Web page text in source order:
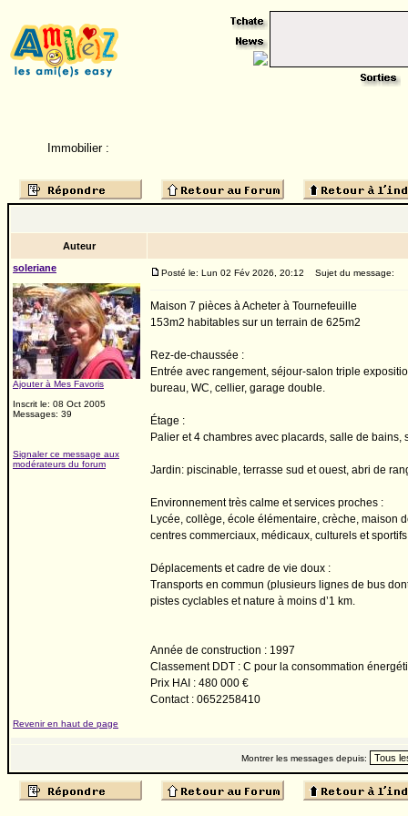
Immobilier :
Auteur
soleriane
Ajouter à Mes Favoris
Inscrit le: 08 Oct 2005
Messages: 39
Signaler ce message aux
modérateurs du forum
Posté le: Lun 02 Fév 2026, 20:12 Sujet du message:
Maison 7 pièces à Acheter à Tournefeuille
153m2 habitables sur un terrain de 625m2
Rez-de-chaussée :
Entrée avec rangement, séjour-salon triple
bureau, WC, cellier, garage double.
Étage :
Palier et 4 chambres avec placards, salle de bains,
Jardin: piscinable, terrasse sud et ouest, abri de
Environnement très calme et services proches :
Lycée, collège, école élémentaire, crèche, maison
centres commerciaux, médicaux, culturels et
Déplacements et cadre de vie doux :
Transports en commun (plusieurs lignes de bus
pistes cyclables et nature à moins d’1 km.
Année de construction : 1997
Classement DDT : C pour la consommation
Prix HAI : 480 000 €
Contact : 0652258410
Revenir en haut de page
Montrer les messages depuis: